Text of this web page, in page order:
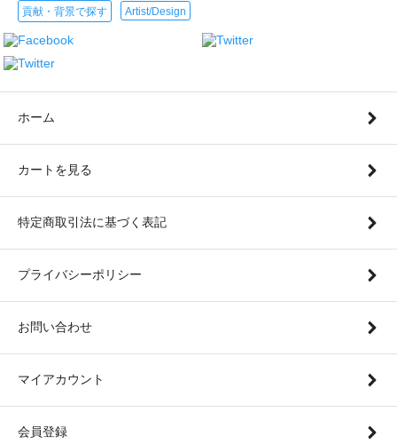
貢献・背景で探す Artist/Design
ホーム
カートを見る
特定商取引法に基づく表記
プライバシーポリシー
お問い合わせ
マイアカウント
会員登録